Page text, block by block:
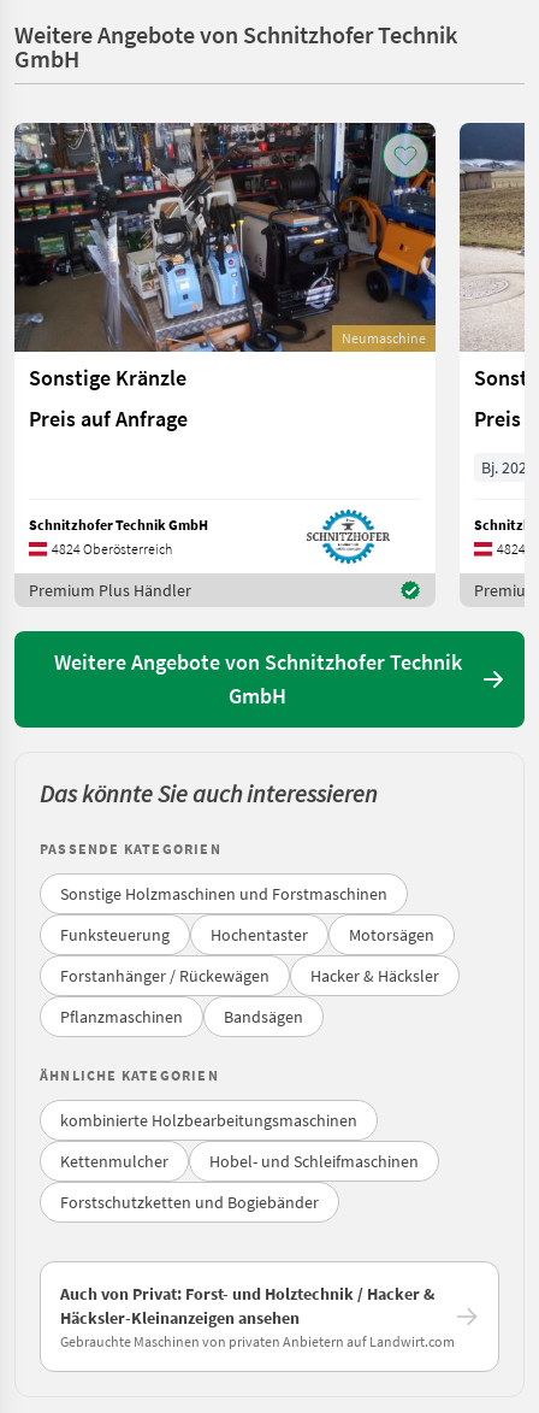
Weitere Angebote von Schnitzhofer Technik
GmbH
Neumaschine
Sonstige Kränzle
Preis auf Anfrage
Schnitzhofer Technik GmbH
4824 Oberösterreich
Premium Plus Händler
Preis
Bj. 2021
4824
Weitere Angebote von Schnitzhofer Technik
GmbH
Das könnte Sie auch interessieren
PASSENDE KATEGORIEN
Sonstige Holzmaschinen und Forstmaschinen
Funksteuerung
Hochentaster
Motorsägen
Forstanhänger / Rückewägen
Hacker & Häcksler
Pflanzmaschinen
Bandsägen
ÄHNLICHE KATEGORIEN
kombinierte Holzbearbeitungsmaschinen
Kettenmulcher
Hobel- und Schleifmaschinen
Forstschutzketten und Bogiebänder
Auch von Privat: Forst- und Holztechnik / Hacker &
Häcksler-Kleinanzeigen ansehen
Gebrauchte Maschinen von privaten Anbietern auf Landwirt.com